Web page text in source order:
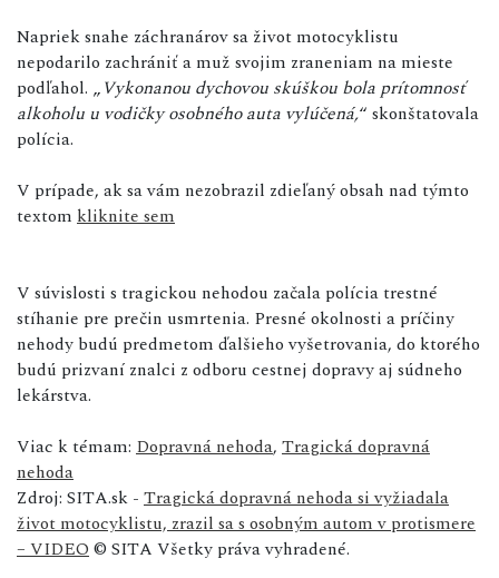
Napriek snahe záchranárov sa život motocyklistu
nepodarilo zachrániť a muž svojim zraneniam na mieste
podľahol. „Vykonanou dychovou skúškou bola prítomnosť
alkoholu u vodičky osobného auta vylúčená,“ skonštatovala
polícia.
V prípade, ak sa vám nezobrazil zdieľaný obsah nad týmto
textom kliknite sem
V súvislosti s tragickou nehodou začala polícia trestné
stíhanie pre prečin usmrtenia. Presné okolnosti a príčiny
nehody budú predmetom ďalšieho vyšetrovania, do ktorého
budú prizvaní znalci z odboru cestnej dopravy aj súdneho
lekárstva.
Viac k témam: Dopravná nehoda, Tragická dopravná
nehoda
Zdroj: SITA.sk - Tragická dopravná nehoda si vyžiadala
život motocyklistu, zrazil sa s osobným autom v protismere
– VIDEO © SITA Všetky práva vyhradené.